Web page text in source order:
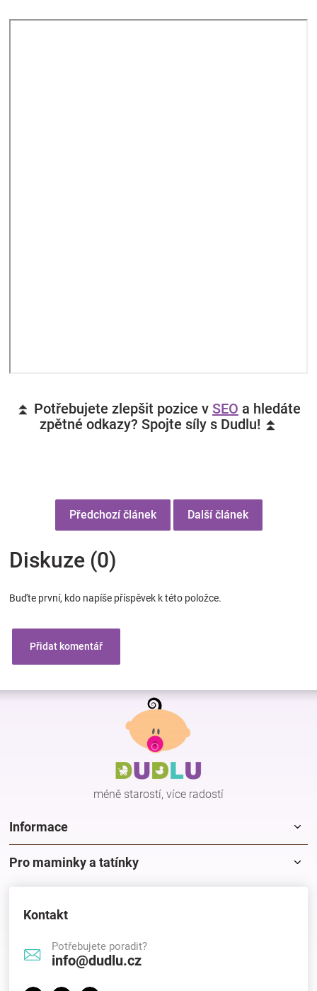
⏫ Potřebujete zlepšit pozice v SEO a hledáte
zpětné odkazy? Spojte síly s Dudlu! ⏫
Předchozí článek Další článek
Diskuze (0)
Buďte první, kdo napíše příspěvek k této položce.
Přidat komentář
Z
méně starostí, více radostí
Informace
Pro maminky a tatínky
Kontakt
Potřebujete poradit?
info@dudlu.cz